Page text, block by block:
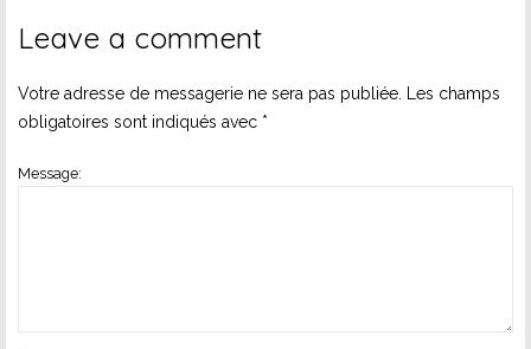
Leave a comment
Votre adresse de messagerie ne sera pas publiée.
Les champs
obligatoires sont indiqués avec *
Message: